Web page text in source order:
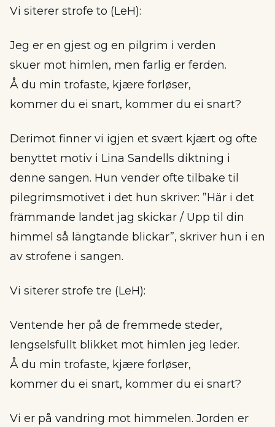
Vi siterer strofe to (LeH):
Jeg er en gjest og en pilgrim i verden
skuer mot himlen, men farlig er ferden.
Å du min trofaste, kjære forløser,
kommer du ei snart, kommer du ei snart?
Derimot finner vi igjen et svært kjært og ofte
benyttet motiv i Lina Sandells diktning i
denne sangen. Hun vender ofte tilbake til
pilegrimsmotivet i det hun skriver: ”Här i det
främmande landet jag skickar / Upp til din
himmel så längtande blickar”, skriver hun i en
av strofene i sangen.
Vi siterer strofe tre (LeH):
Ventende her på de fremmede steder,
lengselsfullt blikket mot himlen jeg leder.
Å du min trofaste, kjære forløser,
kommer du ei snart, kommer du ei snart?
Vi er på vandring mot himmelen. Jorden er